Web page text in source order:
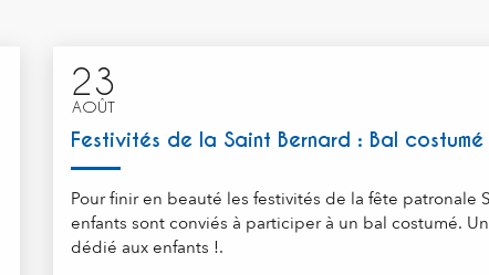
23
AOÛT
Festivités de la Saint Bernard : Bal
Pour finir en beauté les festivités de la fête patronale
enfants sont conviés à participer à un bal costumé.
dédié aux enfants !.